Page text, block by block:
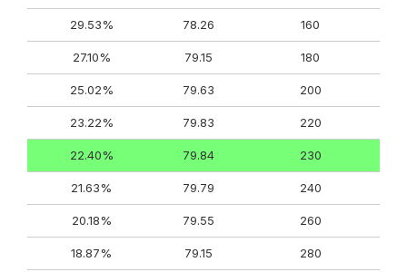
160
78.26
29.53%
180
79.15
27.10%
200
79.63
25.02%
220
79.83
23.22%
230
79.84
22.40%
240
79.79
21.63%
260
79.55
20.18%
280
79.15
18.87%